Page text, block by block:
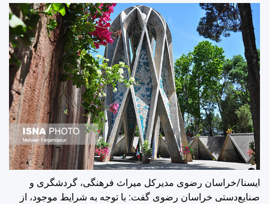
ایسنا/خراسان رضوی مدیرکل میراث فرهنگی، گردشگری و
صنایع‌دستی خراسان رضوی گفت: با توجه به شرایط موجود، از